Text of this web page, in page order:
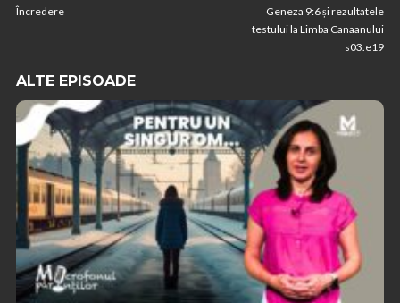
Încredere
Geneza 9:6 și rezultatele
testului la Limba Canaanului
s03.e19
ALTE EPISOADE